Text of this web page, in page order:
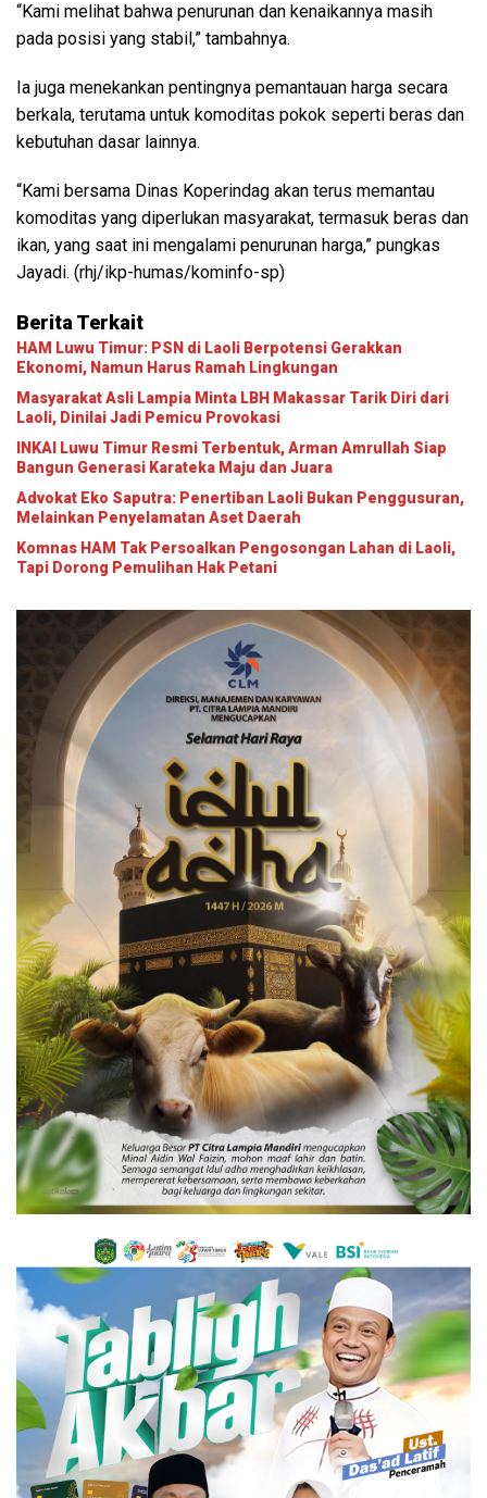
“Kami melihat bahwa penurunan dan kenaikannya masih
pada posisi yang stabil,” tambahnya.
Ia juga menekankan pentingnya pemantauan harga secara
berkala, terutama untuk komoditas pokok seperti beras dan
kebutuhan dasar lainnya.
“Kami bersama Dinas Koperindag akan terus memantau
komoditas yang diperlukan masyarakat, termasuk beras dan
ikan, yang saat ini mengalami penurunan harga,” pungkas
Jayadi. (rhj/ikp-humas/kominfo-sp)
Berita Terkait
HAM Luwu Timur: PSN di Laoli Berpotensi Gerakkan
Ekonomi, Namun Harus Ramah Lingkungan
Masyarakat Asli Lampia Minta LBH Makassar Tarik Diri dari
Laoli, Dinilai Jadi Pemicu Provokasi
INKAI Luwu Timur Resmi Terbentuk, Arman Amrullah Siap
Bangun Generasi Karateka Maju dan Juara
Advokat Eko Saputra: Penertiban Laoli Bukan Penggusuran,
Melainkan Penyelamatan Aset Daerah
Komnas HAM Tak Persoalkan Pengosongan Lahan di Laoli,
Tapi Dorong Pemulihan Hak Petani